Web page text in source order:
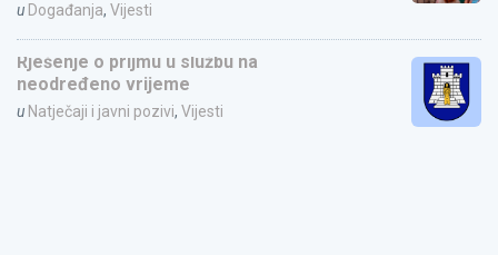
u Događanja, Vijesti
Rješenje o prijmu u službu na
neodređeno vrijeme
u Natječaji i javni pozivi, Vijesti